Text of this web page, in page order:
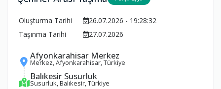
Oluşturma Tarihi
26.07.2026 - 19:28:32
Taşınma Tarihi
27.07.2026
Afyonkarahisar Merkez
Merkez, Afyonkarahisar, Türkiye
Balıkesir Susurluk
Susurluk, Balıkesir, Türkiye